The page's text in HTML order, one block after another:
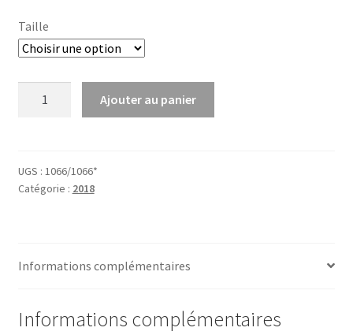
à
Taille
de
ma
Ajouter au panier
UGS : 1066/1066*
Catégorie : 2018
Informations complémentaires
Informations complémentaires